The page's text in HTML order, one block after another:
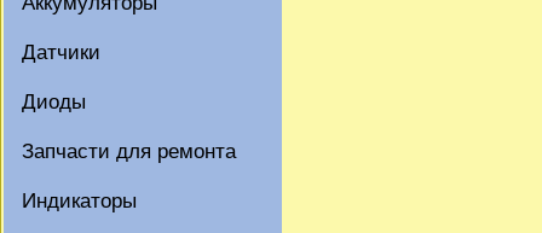
Датчики
Диоды
Запчасти для ремонта
Индикаторы